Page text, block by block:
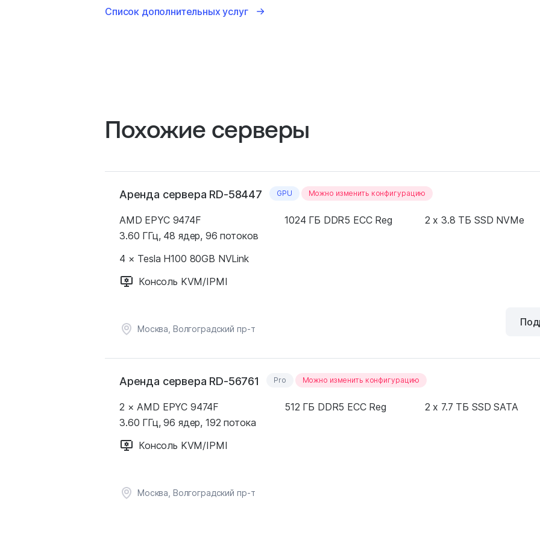
Список дополнительных услуг
Похожие серверы
Аренда сервера RD-58447 GPU Можно изменить конфигурацию
AMD EPYC 9474F
3.60 ГГц, 48 ядер, 96 потоков
4 × Tesla H100 80GB NVLink
1024 ГБ DDR5 ECC Reg 2 x 3.8 ТБ SSD NVMe
Консоль KVM/IPMI
Москва, Волгоградский пр-т
Аренда сервера RD-56761 Pro Можно изменить конфигурацию
2 × AMD EPYC 9474F
3.60 ГГц, 96 ядер, 192 потока
512 ГБ DDR5 ECC Reg 2 x 7.7 ТБ SSD SATA
Консоль KVM/IPMI
Москва, Волгоградский пр-т